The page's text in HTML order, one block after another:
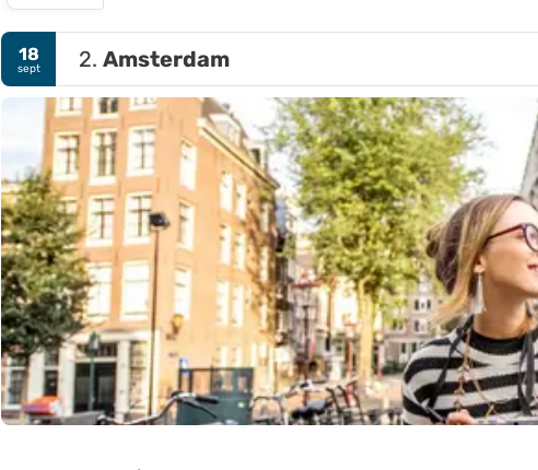
18
sept 2. Amsterdam